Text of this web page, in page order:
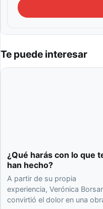
Te puede interesar
¿Qué harás con lo que
han hecho?
A partir de su propia
experiencia, Verónica
convirtió el dolor en una